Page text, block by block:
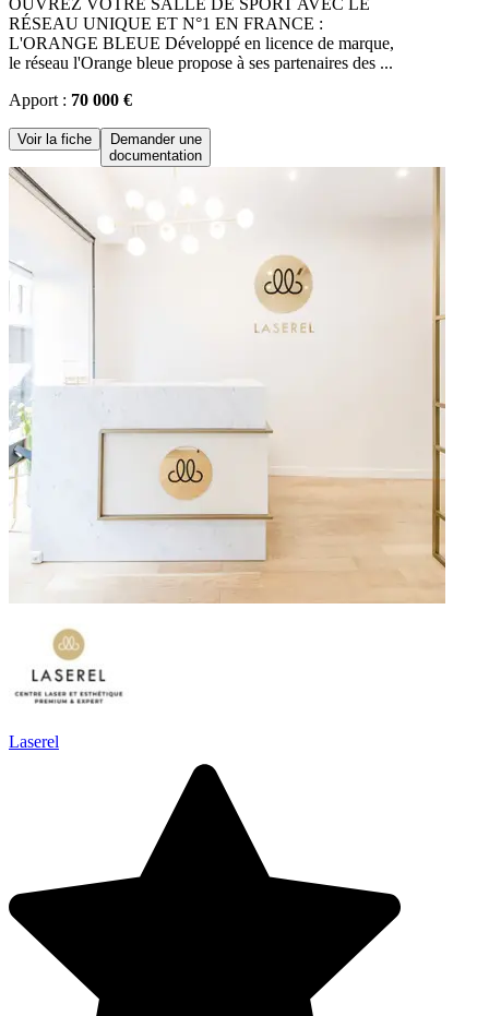
RÉSEAU UNIQUE ET N°1 EN FRANCE :
L'ORANGE BLEUE Développé en licence de marque,
le réseau l'Orange bleue propose à ses partenaires des ...
Apport : 70 000 €
Voir la fiche
Demander une
documentation
Laserel